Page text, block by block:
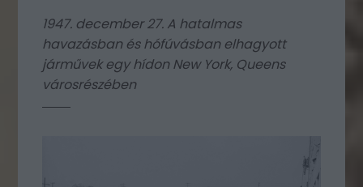
1947. december 27. A hatalmas
havazásban és hófúvásban elhagyott
járművek egy hídon New York, Queens
városrészében